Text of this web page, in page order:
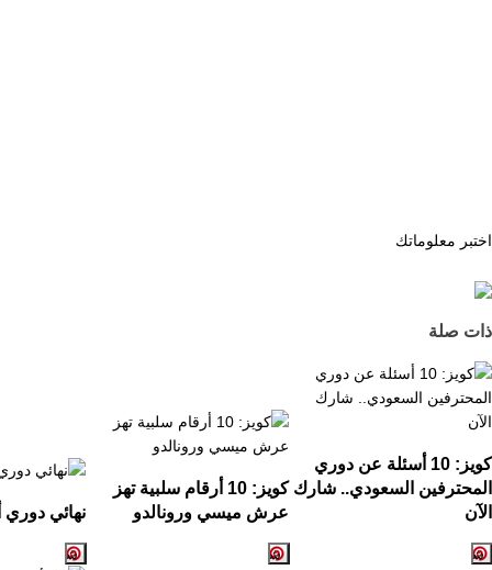
اختبر معلوماتك
ذات صلة
كويز: 10 أسئلة عن دوري
المحترفين السعودي.. شارك
الآن
كويز: 10 أرقام سلبية تهز
عرش ميسي ورونالدو
نهائي دوري